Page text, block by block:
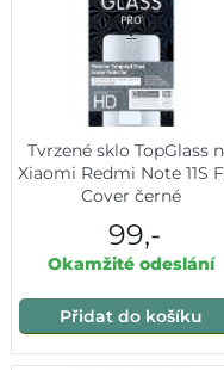
Tvrzené sklo TopGlass
Xiaomi Redmi Note 11S
Cover černé
99,-
Okamžité odeslání
Přidat do košíku